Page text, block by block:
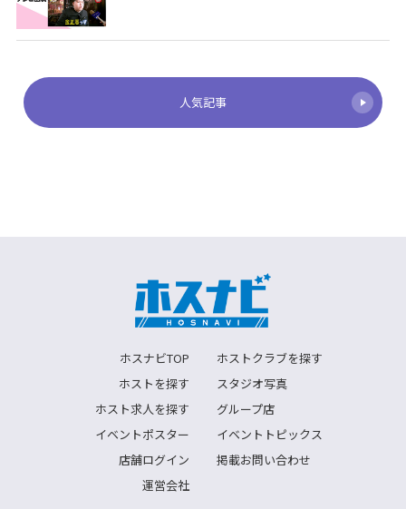
人気記事
ホスナビTOP
ホストクラブを探す
ホストを探す
スタジオ写真
ホスト求人を探す
グループ店
イベントポスター
イベントトピックス
店舗ログイン
掲載お問い合わせ
運営会社